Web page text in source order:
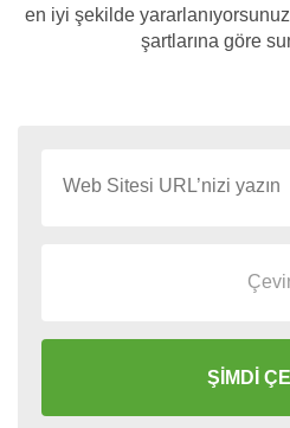
en iyi şekilde
şartlarına göre
ŞİMDİ